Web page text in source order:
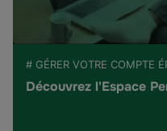
# GÉRER VOTRE COMPTE
Découvrez l'Espace